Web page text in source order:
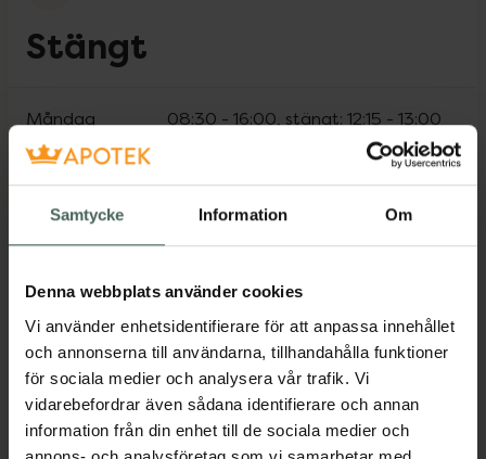
Samtycke Information Om
Denna webbplats använder cookies
Vi använder enhetsidentifierare för att anpassa innehållet
och annonserna till användarna, tillhandahålla funktioner
för sociala medier och analysera vår trafik. Vi
vidarebefordrar även sådana identifierare och annan
information från din enhet till de sociala medier och
Stängt
Måndag 08:30 - 16:00, stängt: 12:15 - 13:00
Tisdag -13:00
Onsdag 08:30-16:00, stängt: -13:00
Fredag 08:30-16:00, stängt: 12:15 -13:00
Lördag Stängt
Söndag Stängt